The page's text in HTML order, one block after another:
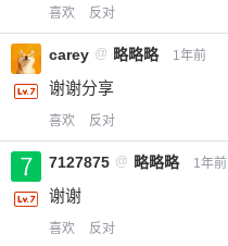
喜欢 反对
carey @ 略略略 1年前
谢谢分享
喜欢 反对
7127875 @ 略略略 1年前
谢谢
喜欢 反对